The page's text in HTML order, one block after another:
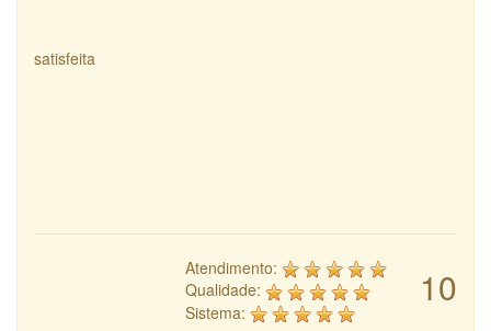
satisfeita
10
Atendimento:
Qualidade:
Sistema: